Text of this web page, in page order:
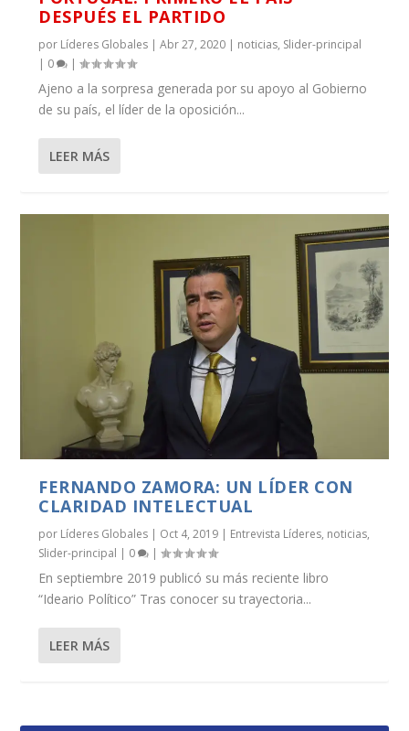
DESPUÉS EL PARTIDO
por Líderes Globales |Abr 27, 2020 | noticias, Slider-principal
| 0 |
Ajeno a la sorpresa generada por su apoyo al Gobierno
de su país, el líder de la oposición...
LEER MÁS
FERNANDO ZAMORA: UN LÍDER CON
CLARIDAD INTELECTUAL
por Líderes Globales | Oct 4, 2019 | Entrevista Líderes, noticias,
Slider-principal | 0 |
En septiembre 2019 publicó su más reciente libro
“Ideario Político” Tras conocer su trayectoria...
LEER MÁS